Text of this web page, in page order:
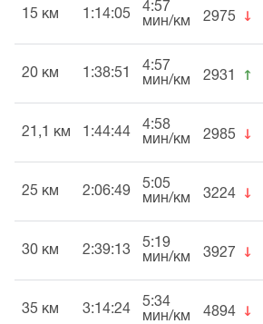
15 км 1:14:05
4:57
мин/км
2975 ↓
20 км 1:38:51
4:57
мин/км
2931 ↑
21,1 км 1:44:44
4:58
мин/км
2985 ↓
25 км 2:06:49
5:05
мин/км
3224 ↓
30 км 2:39:13
5:19
мин/км
3927 ↓
35 км 3:14:24
5:34
мин/км
4894 ↓